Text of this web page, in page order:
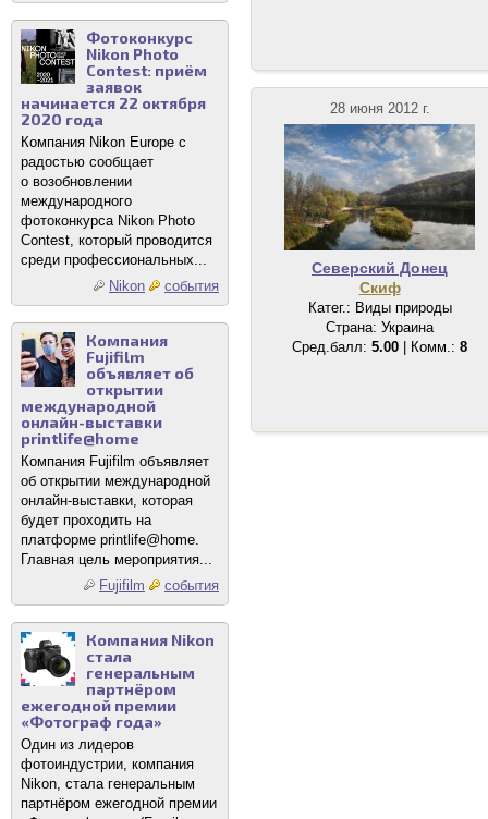
Фотоконкурс
Nikon Photo
Contest: приём
заявок
начинается 22 октября
2020 года
Компания Nikon Europe с
радостью сообщает
о возобновлении
международного
фотоконкурса Nikon Photo
Contest, который проводится
среди профессиональных...
Nikon
события
Компания
Fujifilm
объявляет об
открытии
международной
онлайн-выставки
printlife@home
Компания Fujifilm объявляет
об открытии международной
онлайн-выставки, которая
будет проходить на
платформе printlife@home.
Главная цель мероприятия...
Fujifilm
события
Компания Nikon
стала
генеральным
партнёром
ежегодной премии
«Фотограф года»
Один из лидеров
фотоиндустрии, компания
Nikon, стала генеральным
партнёром ежегодной премии
28 июня 2012 г.
Северский Донец
Скиф
Катег.: Виды природы
Страна: Украина
Сред.балл: 5.00 | Комм.: 8